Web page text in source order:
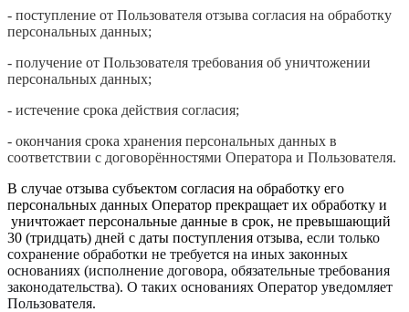
- поступление от Пользователя отзыва согласия на обработку
персональных данных;
- получение от Пользователя требования об уничтожении
персональных данных;
- истечение срока действия согласия;
- окончания срока хранения персональных данных в
соответствии с договорённостями Оператора и Пользователя.
В случае отзыва субъектом согласия на обработку его
персональных данных Оператор прекращает их обработку и
уничтожает персональные данные в срок, не превышающий
30 (тридцать) дней с даты поступления отзыва, если только
сохранение обработки не требуется на иных законных
основаниях (исполнение договора, обязательные требования
законодательства). О таких основаниях Оператор уведомляет
Пользователя.